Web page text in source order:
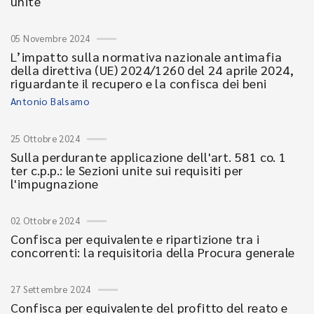
05 Novembre 2024
L’impatto sulla normativa nazionale antimafia
della direttiva (UE) 2024/1260 del 24 aprile 2024,
riguardante il recupero e la confisca dei beni
Antonio Balsamo
25 Ottobre 2024
Sulla perdurante applicazione dell'art. 581 co. 1
ter c.p.p.: le Sezioni unite sui requisiti per
l'impugnazione
02 Ottobre 2024
Confisca per equivalente e ripartizione tra i
concorrenti: la requisitoria della Procura generale
27 Settembre 2024
Confisca per equivalente del profitto del reato e